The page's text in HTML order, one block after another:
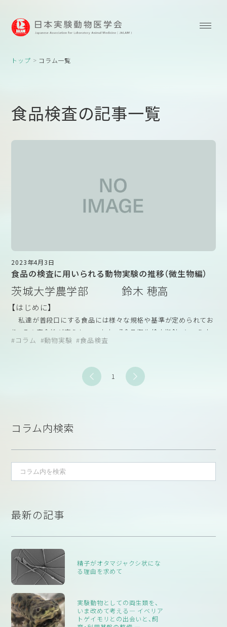
トップ コラム一覧
食品検査の記事一覧
2023年4月3日
食品の検査に用いられる動物実験の推移（微生物編）
茨城大学農学部 鈴木 穂高
【はじめに】
私達が普段口にする食品には様々な規格や基準が定められてお
り、その安全性が守られています。『食品衛生検査指針』という本
には、食品の安全を守るために必要となる、食品保健行政に関わる
わば食品衛生試験法のバイブルともいえる本です。公定試験法と
は、食品衛生法や厚生労働省の通知などで定められた検査法のこ
生検査指針Ⅱ（食品別）』は昭和53（1978）年に厚生省監修で発刊さ
けて発刊されており、改訂を重ねるごとに総ページ数は増してい
ます。
て最新版の『食品衛生検査指針 微生物編 改訂第2版 2018』
ど）、顕微鏡観察によるもの（寄生虫など）、遺伝子検査によるもの
（ウイルスなど）が大部分を占めていますが、一部に実験動物を用
いた検査法も存在します。本稿では、これら3冊の『食品衛生検査
容と改訂に伴う推移についてご紹介したいと思います。
コラム 動物実験 食品検査
1
コラム内検索
最新の記事
精子がオタマジャクシ状にな
る理由を求めて
実験動物としての両生類を、
いま改めて考える― イベリア
トゲイモリとの出会いと、飼